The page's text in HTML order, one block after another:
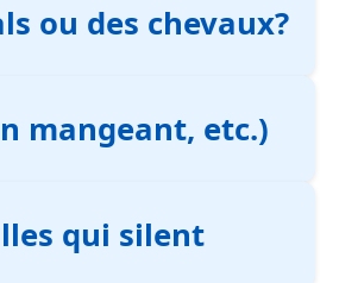
ou des chevaux?
mangeant, etc.)
qui silent